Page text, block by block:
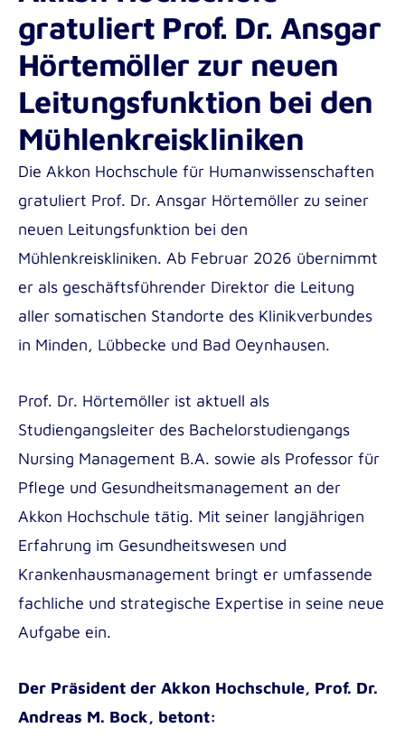
Pädagogik im Gesundheitswesen B.A.
Soziale Arbeit dual B.A.
Angewandte Psychologie B.Sc.
Masterstudiengänge der Akkon
Hochschule | Berlin
Gesundheits-, Pflege- und Medizinpädagogik
M.A.
Fortbildungsmaterial für Pflegeteams mit
internationalen Mitarbeiter*innen
Institute for Applied Innovation in Healthcare
(ITAC)
Institute for Research in International
Assistance (IRIA)
gratuliert Prof. Dr. Ansgar
Hörtemöller zur neuen
Leitungsfunktion bei den
Mühlenkreiskliniken
Die Akkon Hochschule für Humanwissenschaften
gratuliert Prof. Dr. Ansgar Hörtemöller zu seiner
neuen Leitungsfunktion bei den
Mühlenkreiskliniken. Ab Februar 2026 übernimmt
er als geschäftsführender Direktor die Leitung
aller somatischen Standorte des Klinikverbundes
in Minden, Lübbecke und Bad Oeynhausen.
Prof. Dr. Hörtemöller ist aktuell als
Studiengangsleiter des Bachelorstudiengangs
Nursing Management B.A. sowie als Professor für
Pflege und Gesundheitsmanagement an der
Akkon Hochschule tätig. Mit seiner langjährigen
Erfahrung im Gesundheitswesen und
Krankenhausmanagement bringt er umfassende
fachliche und strategische Expertise in seine neue
Aufgabe ein.
Der Präsident der Akkon Hochschule, Prof. Dr.
Andreas M. Bock, betont: